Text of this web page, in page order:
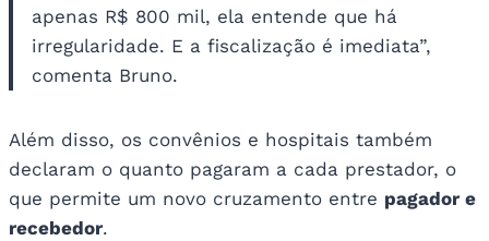
apenas R$ 800 mil, ela entende que há
irregularidade. E a fiscalização é imediata”,
comenta Bruno.
Além disso, os convênios e hospitais também
declaram o quanto pagaram a cada prestador, o
que permite um novo cruzamento entre pagador e
recebedor.